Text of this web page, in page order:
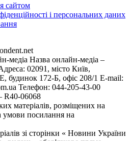
сайтом
і персональних даних
медіа Назва онлайн-медіа –
02091, місто Київ,
172-Б, офіс 208/1 E-mail:
Телефон: 044-205-43-00
R40-06068
матеріалів, розміщених на
умови посилання на
зі сторінки « Новини України